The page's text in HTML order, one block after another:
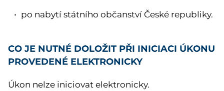
po nabytí státního občanství České republiky.
CO JE NUTNÉ DOLOŽIT PŘI INICIACI ÚKONU
PROVEDENÉ ELEKTRONICKY
Úkon nelze iniciovat elektronicky.